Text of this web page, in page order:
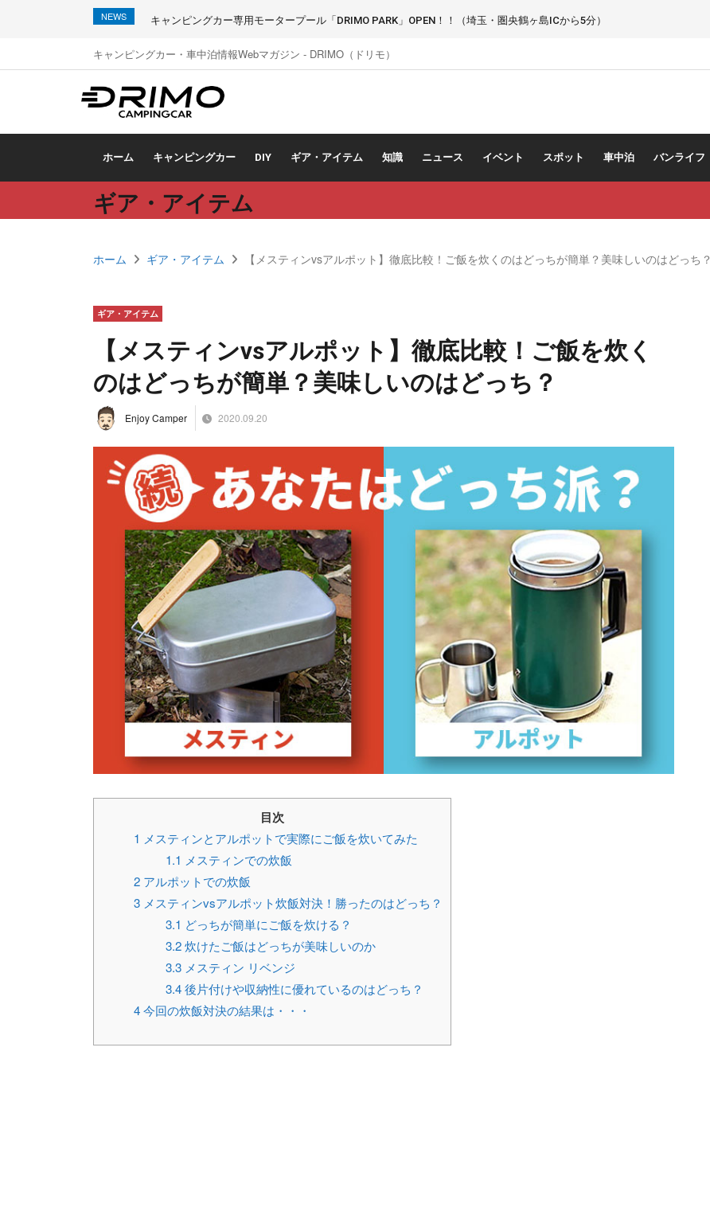
NEWS キャンピングカー専用モータープール「DRIMO PARK」OPEN！！（埼玉・圏央鶴ヶ島ICから5分）
キャンピングカー・車中泊情報Webマガジン - DRIMO（ドリモ）
ホーム キャンピングカー DIY ギア・アイテム 知識 ニュース イベント スポット 車中泊 バンライフ
ギア・アイテム
ホーム ギア・アイテム 【メスティンvsアルポット】徹底比較！ご飯を炊くのはどっちが簡単？美味しいのはどっち？
ギア・アイテム
【メスティンvsアルポット】徹底比較！ご飯を炊く
のはどっちが簡単？美味しいのはどっち？
Enjoy Camper 2020.09.20
目次
1 メスティンとアルポットで実際にご飯を炊いてみた
1.1 メスティンでの炊飯
2 アルポットでの炊飯
3 メスティンvsアルポット炊飯対決！勝ったのはどっち？
3.1 どっちが簡単にご飯を炊ける？
3.2炊けたご飯はどっちが美味しいのか
3.3 メスティン リベンジ
3.4後片付けや収納性に優れているのはどっち？
4今回の炊飯対決の結果は・・・